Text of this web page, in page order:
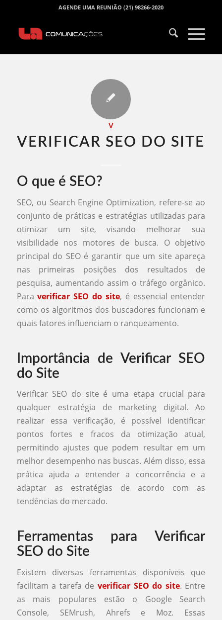
AGENDE UMA REUNIÃO (21) 98266-2020
V
VERIFICAR SEO DO SITE​
O que é SEO?
SEO, ou Search Engine Optimization, refere-se ao
conjunto de práticas e estratégias utilizadas para
otimizar um site, visando melhorar sua
visibilidade nos motores de busca. O objetivo
principal do SEO é garantir que um site apareça
nas primeiras posições dos resultados de
pesquisa, aumentando assim o tráfego orgânico.
Paraverificar SEO do site, é essencial entender
como os algoritmos dos buscadores funcionam e
quais fatores influenciam o ranqueamento.
Importância de Verificar SEO
do Site
Verificar SEO do site é uma etapa crucial para
qualquer estratégia de marketing digital. Ao
realizar essa verificação, é possível identificar
pontos fortes e fracos da otimização atual,
permitindo ajustes que podem resultar em um
melhor desempenho nas buscas. Além disso, essa
prática ajuda a entender a concorrência e a
adaptar as estratégias de acordo com as
tendências do mercado.
Ferramentas para Verificar
SEO do Site
Existem diversas ferramentas disponíveis que
facilitam a tarefa de verificar SEO do site. Entre
as mais populares estão o Google Search
Console, SEMrush, Ahrefs e Moz. Essas